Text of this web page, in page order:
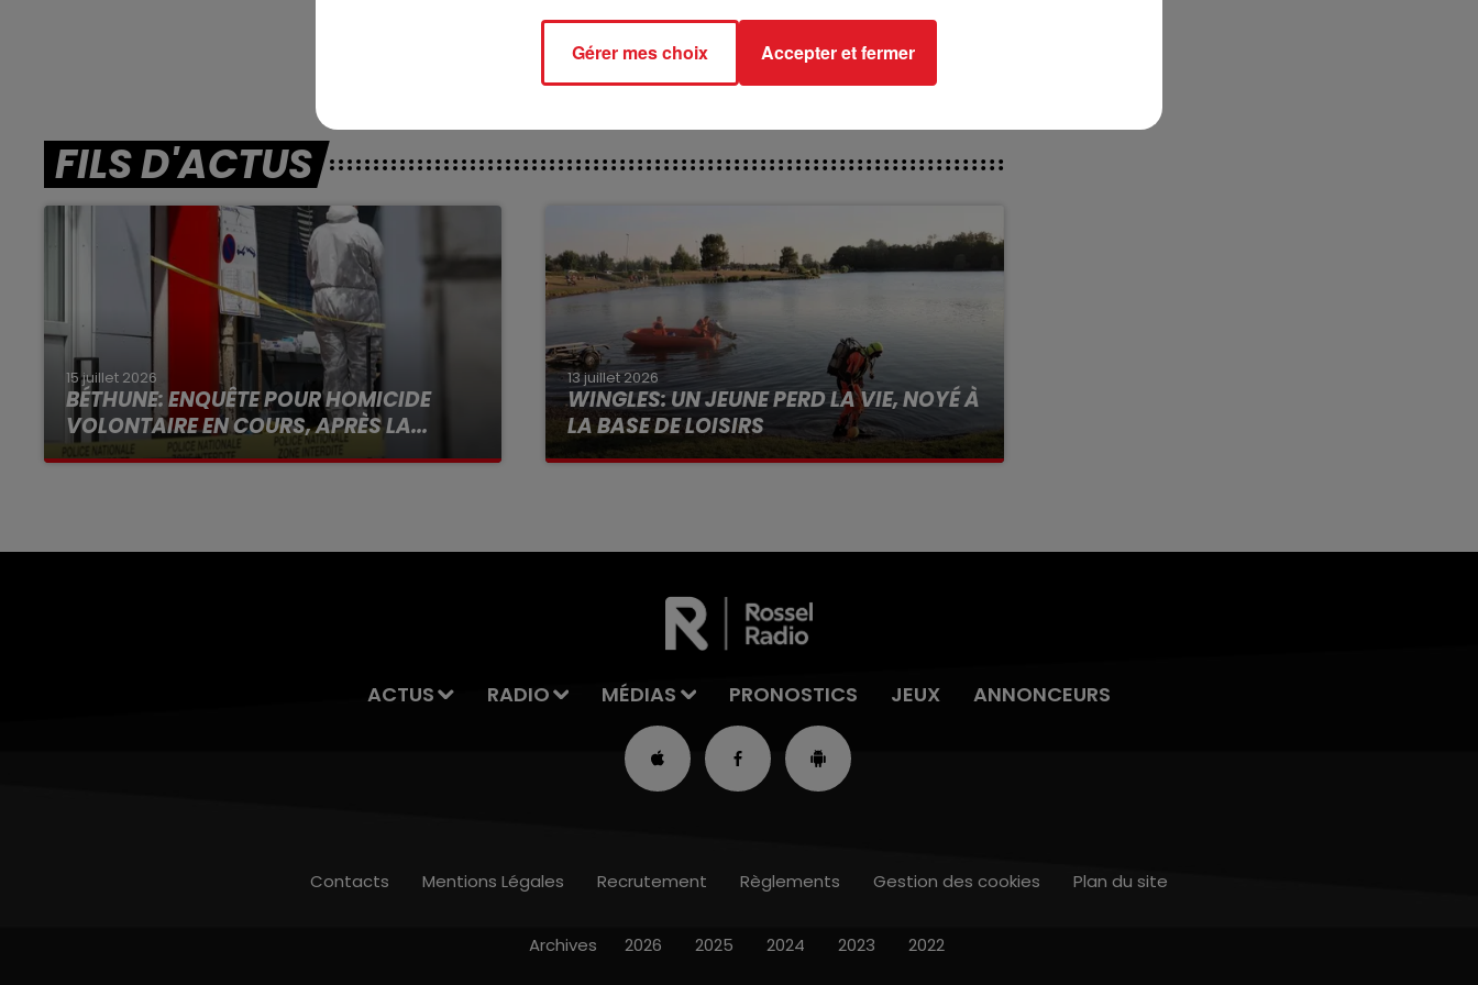
FILS D'ACTUS
15 juillet 2026
BÉTHUNE: ENQUÊTE POUR HOMICIDE
VOLONTAIRE EN COURS, APRÈS LA...
Selon les premiers éléments, le logement
13 juillet 2026
WINGLES: UN JEUNE PERD LA VIE, NOYÉ À
LA BASE DE LOISIRS
La victime a coulé à pic
ACTUS RADIO MÉDIAS PRONOSTICS JEUX ANNONCEURS
Contacts Mentions Légales Recrutement Règlements Gestion des cookies Plan du site
Archives 2026 2025 2024 2023 2022
Gérer mes choix Accepter et fermer